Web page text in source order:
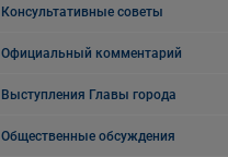
Консультативные советы
Официальный комментарий
Выступления Главы города
Общественные обсуждения